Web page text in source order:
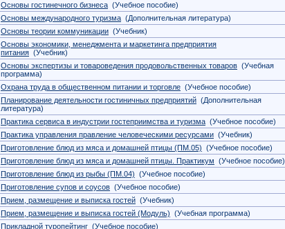
Основы гостинечного бизнеса (Учебное пособие)
Основы международного туризма (Дополнительная литература)
Основы теории коммуникации (Учебник)
Основы экономики, менеджмента и маркетинга предприятия
питания (Учебник)
Основы экспертизы и товароведения продовольственных товаров (Учебная
программа)
Охрана труда в общественном питании и торговле (Учебное пособие)
Планирование деятельности гостиничных предприятий (Дополнительная
литература)
Практика сервиса в индустрии гостеприимства и туризма (Учебное пособие)
Практика управления правление человеческими ресурсами (Учебник)
Приготовление блюд из мяса и домашней птицы (ПМ.05) (Учебное пособие)
Приготовление блюд из мяса и домашней птицы. Практикум (Учебное пособие)
Приготовление блюд из рыбы (ПМ.04) (Учебное пособие)
Приготовление супов и соусов (Учебное пособие)
Прием, размещение и выписка гостей (Учебник)
Прием, размещение и выписка гостей (Модуль) (Учебная программа)
Прикладной туропейтинг (Учебное пособие)